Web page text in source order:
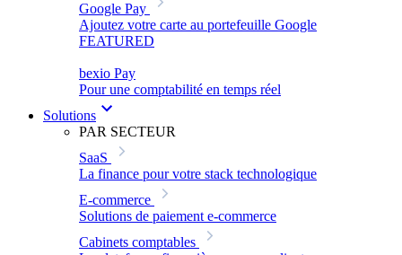
Google Pay
Ajoutez votre carte au portefeuille Google
FEATURED
bexio Pay
Pour une comptabilité en temps réel
Solutions
PAR SECTEUR
SaaS
La finance pour votre stack technologique
E-commerce
Solutions de paiement e-commerce
Cabinets comptables